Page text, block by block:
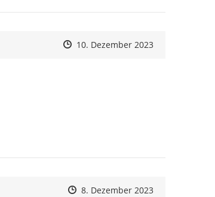
Zeitpunkt des Erstellens
Zeitpunkt des Erstellens
10. Dezember 2023Zur Äußerung
Zeitpunkt des Erstellens
Zeitpunkt des Erstellens
8. Dezember 2023Zur Äußerung